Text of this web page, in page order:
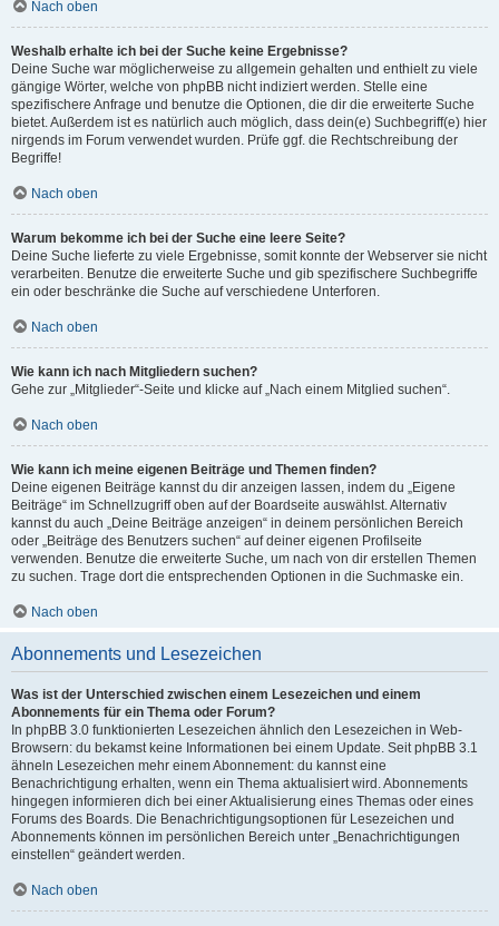
Nach oben
Weshalb erhalte ich bei der Suche keine Ergebnisse?
Deine Suche war möglicherweise zu allgemein gehalten und enthielt zu viele
gängige Wörter, welche von phpBB nicht indiziert werden. Stelle eine
spezifischere Anfrage und benutze die Optionen, die dir die erweiterte Suche
bietet. Außerdem ist es natürlich auch möglich, dass dein(e) Suchbegriff(e) hier
nirgends im Forum verwendet wurden. Prüfe ggf. die Rechtschreibung der
Begriffe!
Nach oben
Warum bekomme ich bei der Suche eine leere Seite?
Deine Suche lieferte zu viele Ergebnisse, somit konnte der Webserver sie nicht
verarbeiten. Benutze die erweiterte Suche und gib spezifischere Suchbegriffe
ein oder beschränke die Suche auf verschiedene Unterforen.
Nach oben
Wie kann ich nach Mitgliedern suchen?
Gehe zur „Mitglieder“-Seite und klicke auf „Nach einem Mitglied suchen“.
Nach oben
Wie kann ich meine eigenen Beiträge und Themen finden?
Deine eigenen Beiträge kannst du dir anzeigen lassen, indem du „Eigene
Beiträge“ im Schnellzugriff oben auf der Boardseite auswählst. Alternativ
kannst du auch „Deine Beiträge anzeigen“ in deinem persönlichen Bereich
oder „Beiträge des Benutzers suchen“ auf deiner eigenen Profilseite
verwenden. Benutze die erweiterte Suche, um nach von dir erstellen Themen
zu suchen. Trage dort die entsprechenden Optionen in die Suchmaske ein.
Nach oben
Abonnements und Lesezeichen
Was ist der Unterschied zwischen einem Lesezeichen und einem
Abonnements für ein Thema oder Forum?
In phpBB 3.0 funktionierten Lesezeichen ähnlich den Lesezeichen in Web-
Browsern: du bekamst keine Informationen bei einem Update. Seit phpBB 3.1
ähneln Lesezeichen mehr einem Abonnement: du kannst eine
Benachrichtigung erhalten, wenn ein Thema aktualisiert wird. Abonnements
hingegen informieren dich bei einer Aktualisierung eines Themas oder eines
Forums des Boards. Die Benachrichtigungsoptionen für Lesezeichen und
Abonnements können im persönlichen Bereich unter „Benachrichtigungen
einstellen“ geändert werden.
Nach oben